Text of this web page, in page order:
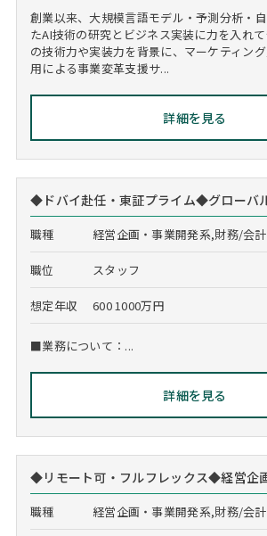
創業以来、大規模言語モデル・予測分析・
たAI技術の研究とビジネス実装に力を入れ
の技術力や実装力を背景に、マーケティン
用による事業変革支援サ...
詳細を見る
◆ドバイ赴任・東証プライム◆グローバ
職種 経営企画・事業開発系,財務/会計
職位 スタッフ
想定年収 600 1000万円
■業務について：...
詳細を見る
◆リモート可・フルフレックス◆経営企
職種 経営企画・事業開発系,財務/会計